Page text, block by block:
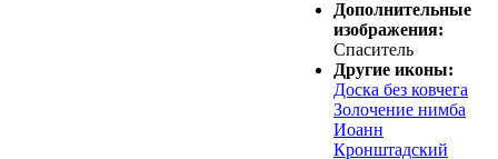
Дополнительные
изображения:
Спаситель
Другие иконы:
Доска без ковчега
Золочение нимба
Иоанн
Кронштадский